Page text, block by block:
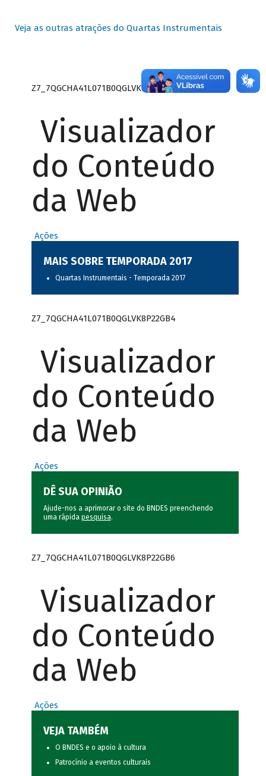
Veja as outras atrações do Quartas Instrumentais
Z7_7QGCHA41L071B0QGLVK8P22GJ7
Visualizador
do Conteúdo
da Web
Ações
MAIS SOBRE TEMPORADA 2017
Quartas Instrumentais - Temporada 2017
Z7_7QGCHA41L071B0QGLVK8P22GB4
Visualizador
do Conteúdo
da Web
Ações
DÊ SUA OPINIÃO
Ajude-nos a aprimorar o site do BNDES preenchendo
uma rápida pesquisa.
Z7_7QGCHA41L071B0QGLVK8P22GB6
Visualizador
do Conteúdo
da Web
Ações
VEJA TAMBÉM
O BNDES e o apoio à cultura
Patrocínio a eventos culturais